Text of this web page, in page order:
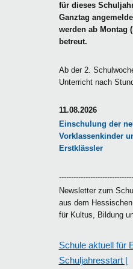
für dieses
Ganztag
werden ab Montag
betreut.
Ab der 2.
Unterricht nach
11.08.2026
Einschulung der
Vorklassenkinder
Erstklässler
Newsletter zum
aus dem
für Kultus, Bildung
Schule aktuell für
Schuljahresstart |